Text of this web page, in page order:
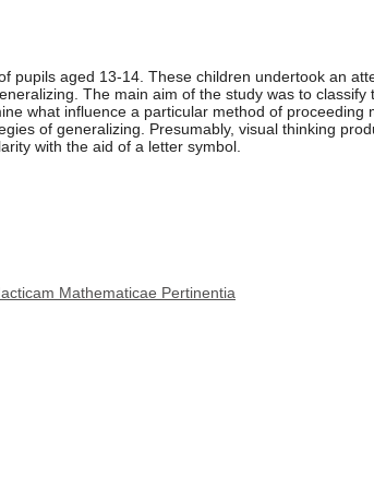
pupils aged 13-14. These children undertook an
The main aim of the study was to classify
what influence a particular method of proceeding
of generalizing. Presumably, visual thinking
with the aid of a letter symbol.
Mathematicae Pertinentia